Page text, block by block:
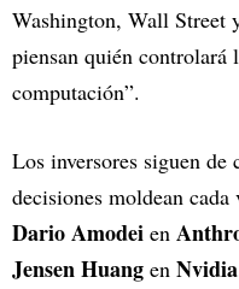
Washington, Wall Street
piensan quién controlará
computación”.
Los inversores siguen de
decisiones moldean
Dario Amodei en
Jensen Huang en Nvidia